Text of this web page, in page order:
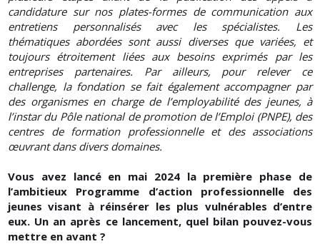
candidature sur nos plates-formes de communication aux
entretiens personnalisés avec les spécialistes. Les
thématiques abordées sont aussi diverses que variées, et
toujours étroitement liées aux besoins exprimés par les
entreprises partenaires. Par ailleurs, pour relever ce
challenge, la fondation se fait également accompagner par
des organismes en charge de l’employabilité des jeunes, à
l’instar du Pôle national de promotion de l’Emploi (PNPE), des
centres de formation professionnelle et des associations
œuvrant dans divers domaines.
Vous avez lancé en mai 2024 la première phase de
l’ambitieux Programme d’action professionnelle des
jeunes visant à réinsérer les plus vulnérables d’entre
eux. Un an après ce lancement, quel bilan pouvez-vous
mettre en avant ?